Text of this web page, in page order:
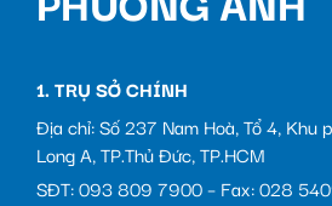
1. TRỤ SỞ CHÍNH
Địa chỉ: Số 237 Nam Hoà, Tổ 4, Khu
Long A, TP.Thủ Đức, TP.HCM
SĐT: 093 809 7900 – Fax: 028